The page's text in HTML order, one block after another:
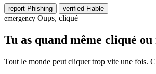
report Phishing verified Fiable
emergency Oups, cliqué
Tu as quand même cliqué
Tout le monde peut cliquer trop vite une fois.